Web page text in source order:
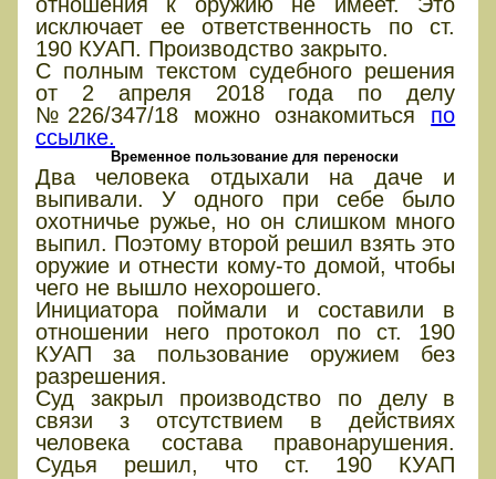
исключает ее ответственность по ст.
190 КУАП. Производство закрыто.
С полным текстом судебного решения
от 2 апреля 2018 года по делу
№226/347/18 можно ознакомиться по
ссылке.
Временное пользование для переноски
Два человека отдыхали на даче и
выпивали. У одного при себе было
охотничье ружье, но он слишком много
выпил. Поэтому второй решил взять это
оружие и отнести кому-то домой, чтобы
чего не вышло нехорошего.
Инициатора поймали и составили в
отношении него протокол по ст. 190
КУАП за пользование оружием без
разрешения.
Суд закрыл производство по делу в
связи з отсутствием в действиях
человека состава правонарушения.
Судья решил, что ст. 190 КУАП